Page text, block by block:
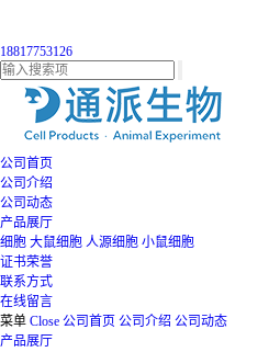
18817753126
公司首页
公司介绍
公司动态
产品展厅
细胞 大鼠细胞 人源细胞 小鼠细胞
证书荣誉
联系方式
在线留言
菜单 Close 公司首页 公司介绍 公司动态
产品展厅